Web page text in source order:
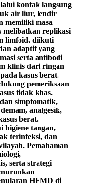
kontak langsung
air liur, lendir
memiliki masa
melibatkan replikasi
limfoid, diikuti
adaptif yang
serta antibodi
klinis dari ringan
kasus berat.
pemeriksaan
tidak khas.
simptomatik,
analgesik,
berat.
higiene tangan,
terinfeksi, dan
Pemahaman
serta strategi
HFMD di